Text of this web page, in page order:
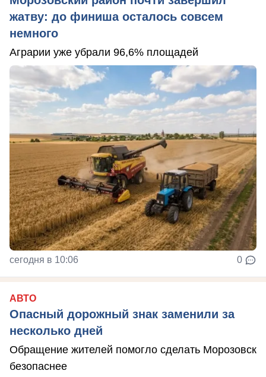
жатву: до финиша осталось совсем
немного
Аграрии уже убрали 96,6% площадей
сегодня в 10:06 0
АВТО
Опасный дорожный знак заменили за
несколько дней
Обращение жителей помогло сделать Морозовск
безопаснее